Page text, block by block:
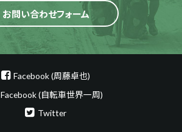
お問い合わせフォーム
Facebook (周藤卓也)
Facebook (自転車世界一周)
Twitter